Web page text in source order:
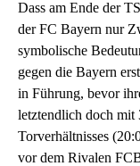
Dass am Ende der
der FC Bayern nur
symbolische
gegen die Bayern
in Führung, bevor
letztendlich doch mit
Torverhältnisses
vor dem Rivalen